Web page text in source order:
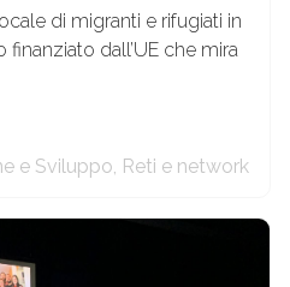
di migranti e rifugiati in
dall’UE che mira
e Sviluppo Reti e network